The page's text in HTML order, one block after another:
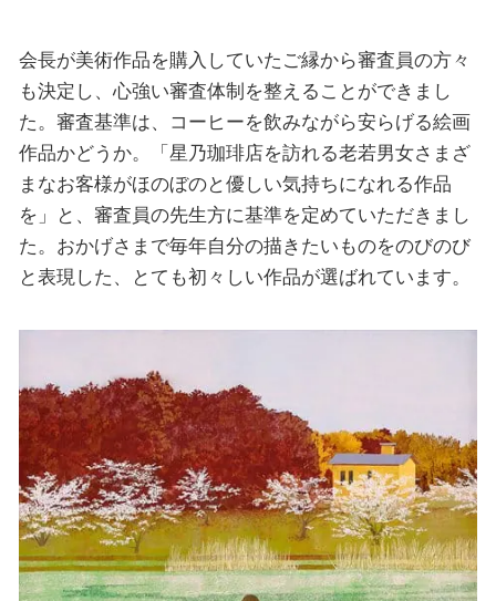
会長が美術作品を購入していたご縁から審査員の方々
も決定し、心強い審査体制を整えることができまし
た。審査基準は、コーヒーを飲みながら安らげる絵画
作品かどうか。「星乃珈琲店を訪れる老若男女さまざ
まなお客様がほのぼのと優しい気持ちになれる作品
を」と、審査員の先生方に基準を定めていただきまし
た。おかげさまで毎年自分の描きたいものをのびのび
と表現した、とても初々しい作品が選ばれています。